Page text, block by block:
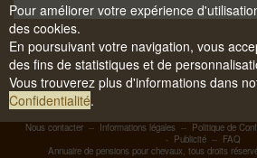
Nous contacter -- Informations légales -- Politique de
- Publicité-- FAQ
Annuaire de pensions pour chevaux, tous droits
Pour améliorer votre expérience
des cookies.
En poursuivant votre navigation, vous
des fins de statistiques et de
Vous trouverez plus d'informations dans
Confidentialité.